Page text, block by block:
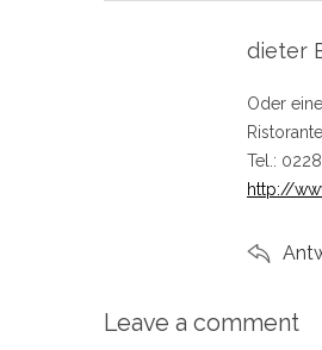
s
y
s
dieter
Oder
Tel.:
http://
Leave a comment